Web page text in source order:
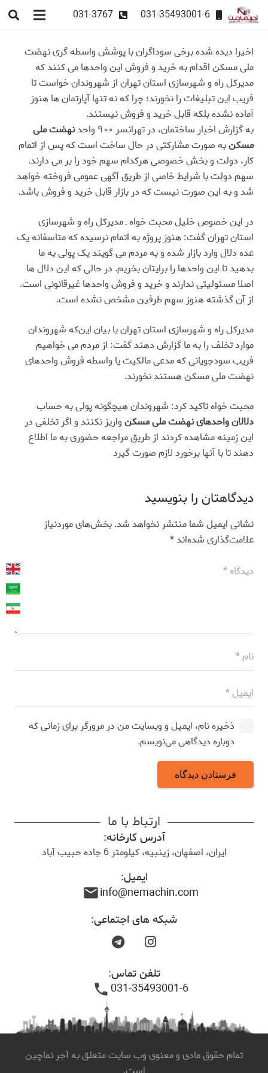
031-35493001-6
031-3767
اخیرا دیده شده برخی سوداگران با پوشش واسطه گری نهضت
ملی مسکن اقدام به خرید و فروش این واحدها می کنند که
مدیرکل راه و شهرسازی استان تهران از شهروندان خواست تا
فریب این تبلیغات را نخورند؛ چرا که نه تنها آپارتمان ها هنوز
آماده نشده بلکه قابل خرید و فروش نیستند.
به گزارش اخبار ساختمان، در تهرانسر ۹۰۰ واحد
نهضت ملی
مسکنبه صورت مشارکتی در حال ساخت است که پس از اتمام
کار، دولت و بخش خصوصی هرکدام سهم خود را بر می دارند.
سهم دولت با شرایط خاصی از طریق آگهی عمومی فروخته خواهد
شد و به این صورت نیست که در بازار قابل خرید و فروش باشد.
در این خصوص خلیل محبت خواه ـ مدیرکل راه و شهرسازی
استان تهران گفت: هنوز پروژه به اتمام نرسیده که متاسفانه یک
عده دلال وارد بازار شده و به مردم می گویند یک پولی به ما
بدهید تا این واحدها را برایتان بخریم. در حالی که این دلال ها
اصلا مسئولیتی ندارند و خرید و فروش واحدها غیرقانونی است.
از آن گذشته هنوز سهم طرفین مشخص نشده است.
مدیرکل راه و شهرسازی استان تهران با بیان این‌که شهروندان
موارد تخلف را به ما گزارش دهند گفت: از مردم می خواهیم
فریب سودجویانی که مدعی مالکیت یا واسطه فروش واحدهای
نهضت ملی مسکن هستند نخورند.
محبت خواه تاکید کرد: شهروندان هیچگونه پولی به حساب
دلالان واحدهای نهضت ملی مسکنواریز نکنند و اگر تخلفی در
این زمینه مشاهده کردند از طریق مراجعه حضوری به ما اطلاع
دهند تا با آنها برخورد لازم صورت گیرد
دیدگاهتان را بنویسید
نشانی ایمیل شما منتشر نخواهد شد.بخش‌های موردنیاز
علامت‌گذاری شده‌اند*
ذخیره نام، ایمیل و وبسایت من در مرورگر برای زمانی که
دوباره دیدگاهی می‌نویسم.
فرستادن دیدگاه
ارتباط با ما
آدرس کارخانه:
ایران، اصفهان، زینبیه، کیلومتر 6 جاده حبیب آباد
ایمیل:
info@nemachin.com
mail
شبکه های اجتماعی:
تلفن تماس:
031-35493001-6
phone
تمام حقوق مادی و معنوی وب سایت متعلق به آجر نماچین